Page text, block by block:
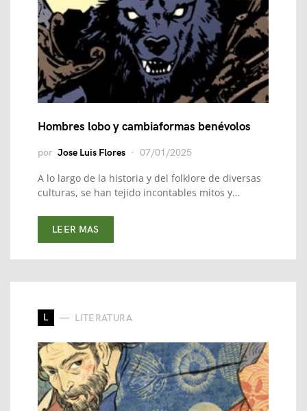
Hombres lobo y cambiaformas benévolos
por Jose Luis Flores 07/01/2025
A lo largo de la historia y del folklore de diversas
culturas, se han tejido incontables mitos y…
LEER MAS
L LITERATURA